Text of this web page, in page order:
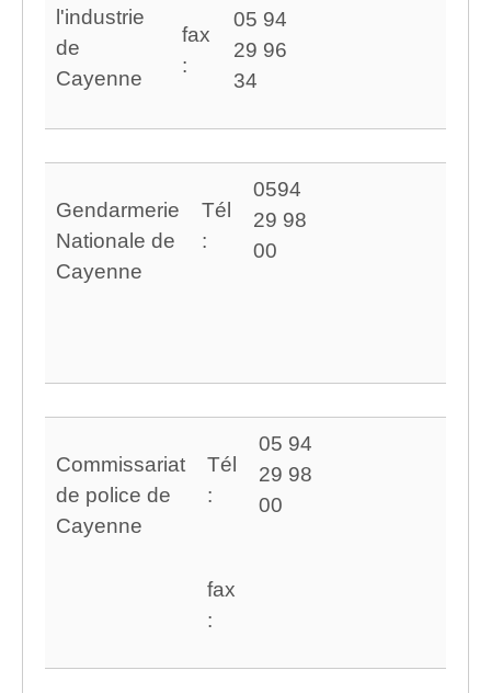
l'industrie
de
Cayenne
fax
:
05 94
29 96
34
Gendarmerie
Nationale de
Cayenne
Tél
:
0594
29 98
00
Commissariat
de police de
Cayenne
Tél
:
05 94
29 98
00
fax
: